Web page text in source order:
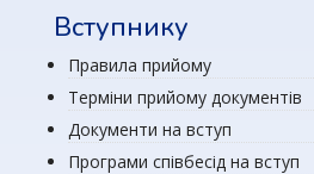
Вступнику
Правила прийому
Терміни прийому документів
Документи на вступ
Програми співбесід на вступ